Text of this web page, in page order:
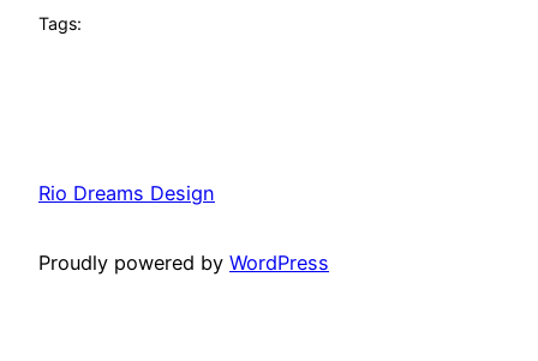
Tags:
Rio Dreams Design
Proudly powered by WordPress